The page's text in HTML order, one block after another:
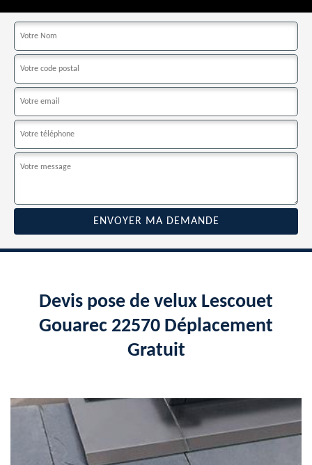
Devis pose de velux Lescouet
Gouarec 22570 Déplacement
Gratuit